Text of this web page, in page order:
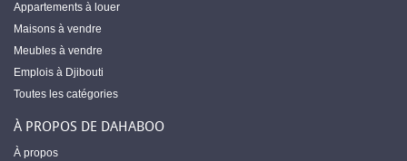
Appartements à louer
Maisons à vendre
Meubles à vendre
Emplois à Djibouti
Toutes les catégories
À PROPOS DE DAHABOO
À propos